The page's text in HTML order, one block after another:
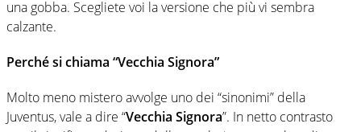
una gobba. Scegliete voi la versione che più vi sembra
calzante.
Perché si chiama “Vecchia Signora”
Molto meno mistero avvolge uno dei “sinonimi” della
Juventus, vale a dire “Vecchia Signora”. In netto contrasto